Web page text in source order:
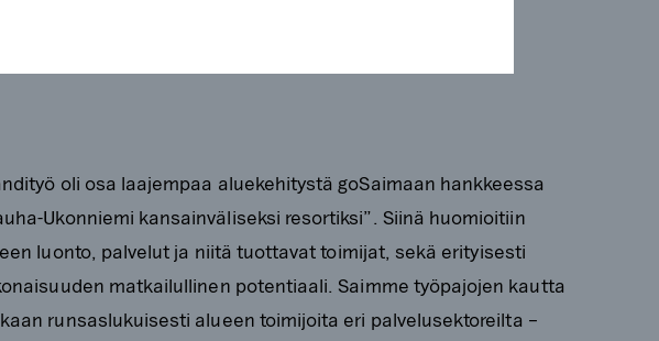
oli osa laajempaa aluekehitystä goSaimaan hankkeessa
Ukonniemi kansainväliseksi resortiksi”. Siinä huomioitiin
luonto, palvelut ja niitä tuottavat toimijat, sekä erityisesti
matkailullinen potentiaali. Saimme työpajojen kautta
runsaslukuisesti alueen toimijoita eri palvelusektoreilta –